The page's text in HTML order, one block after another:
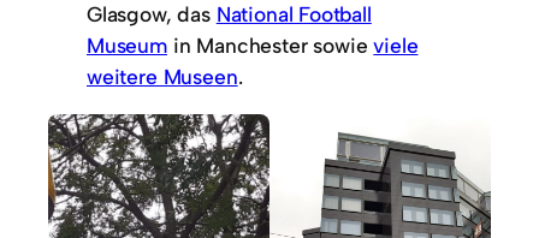
Glasgow, das National Football
Museumin Manchester sowieviele
weitere Museen.